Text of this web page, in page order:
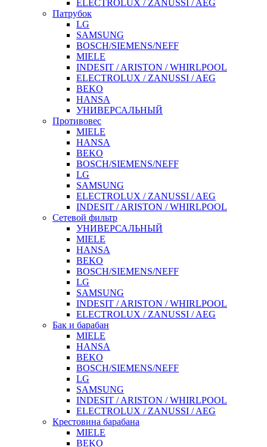
ELECTROLUX / ZANUSSI / AEG
Патрубок
LG
SAMSUNG
BOSCH/SIEMENS/NEFF
MIELE
INDESIT / ARISTON / WHIRLPOOL
ELECTROLUX / ZANUSSI / AEG
BEKO
HANSA
УНИВЕРСАЛЬНЫЙ
Противовес
MIELE
HANSA
BEKO
BOSCH/SIEMENS/NEFF
LG
SAMSUNG
ELECTROLUX / ZANUSSI / AEG
INDESIT / ARISTON / WHIRLPOOL
Сетевой фильтр
УНИВЕРСАЛЬНЫЙ
MIELE
HANSA
BEKO
BOSCH/SIEMENS/NEFF
LG
SAMSUNG
INDESIT / ARISTON / WHIRLPOOL
ELECTROLUX / ZANUSSI / AEG
Бак и барабан
MIELE
HANSA
BEKO
BOSCH/SIEMENS/NEFF
LG
SAMSUNG
INDESIT / ARISTON / WHIRLPOOL
ELECTROLUX / ZANUSSI / AEG
Крестовина барабана
MIELE
BEKO